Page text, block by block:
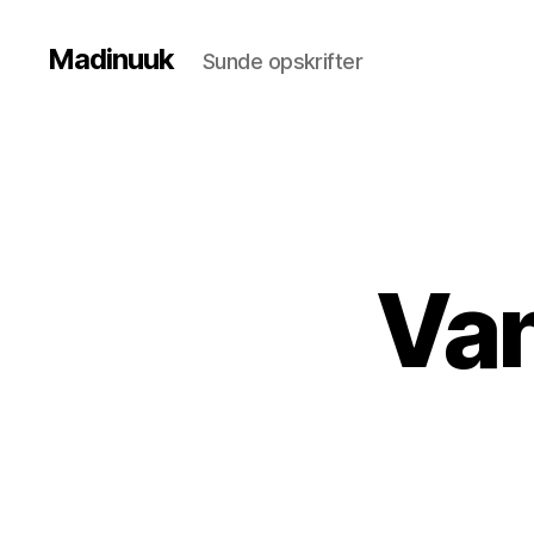
Madinuuk Sunde opskrifter